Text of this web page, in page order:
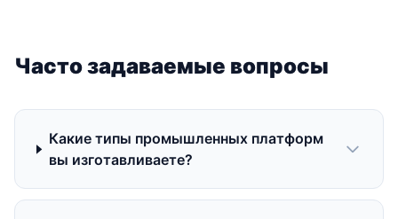
Часто задаваемые вопросы
Какие типы промышленных платформ
вы изготавливаете?